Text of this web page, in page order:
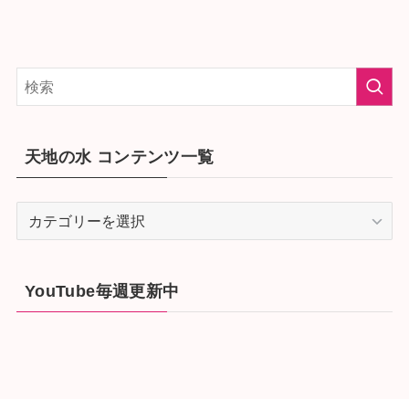
天地の水 コンテンツ一覧
YouTube毎週更新中